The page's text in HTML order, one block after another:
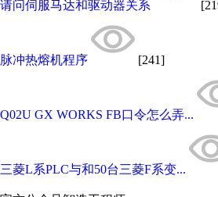
请问伺服马达和驱动器关系
脉冲热熔机程序 [241]
Q02U GX WORKS FB口令怎么弄...
三菱L系PLC与和50台三菱F系变...